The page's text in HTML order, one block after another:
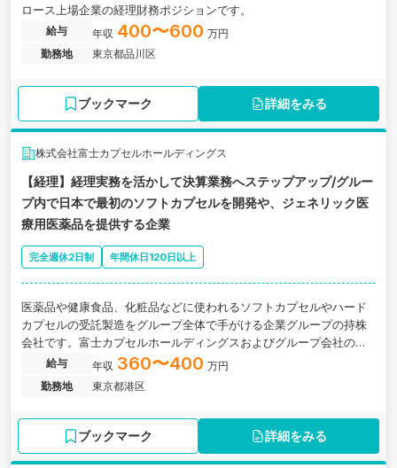
ロース上場企業の経理財務ポジションです。
給与 年収 400〜600 万円
勤務地
東京都品川区
ブックマーク 詳細をみる
株式会社富士カプセルホールディングス
【経理】経理実務を活かして決算業務へステップアップ/グルー
プ内で日本で最初のソフトカプセルを開発や、ジェネリック医
療用医薬品を提供する企業
完全週休2日制 年間休日120日以上
医薬品や健康食品、化粧品などに使われるソフトカプセルやハード
カプセルの受託製造をグループ全体で手がける企業グループの持株
会社です。富士カプセルホールディングスおよびグループ会社の経
理実務をお任せします。
給与 年収 360〜400 万円
勤務地
東京都港区
ブックマーク 詳細をみる